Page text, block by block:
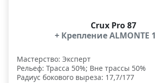
Crux Pro 87
+ Крепление ALMONTE
Мастерство: Эксперт
Рельеф: Трасса 50%; Вне трассы 50%
Радиус бокового выреза: 17,7/177